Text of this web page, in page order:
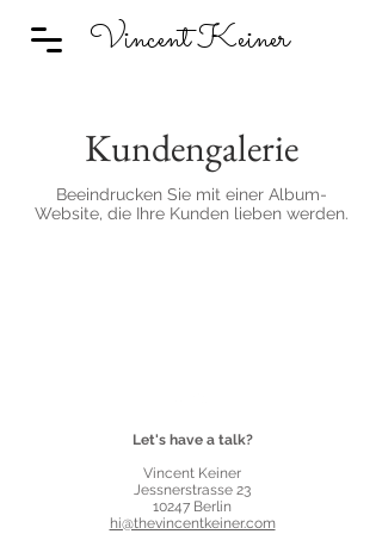
Vincent Keiner
Kundengalerie
Beeindrucken Sie mit einer Album-
Website, die Ihre Kunden lieben werden.
Let's have a talk?
Vincent Keiner
Jessnerstrasse 23
10247 Berlin
hi@thevincentkeiner.com